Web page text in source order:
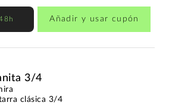
Añadir y usar cupón
3/4
clásica 3/4